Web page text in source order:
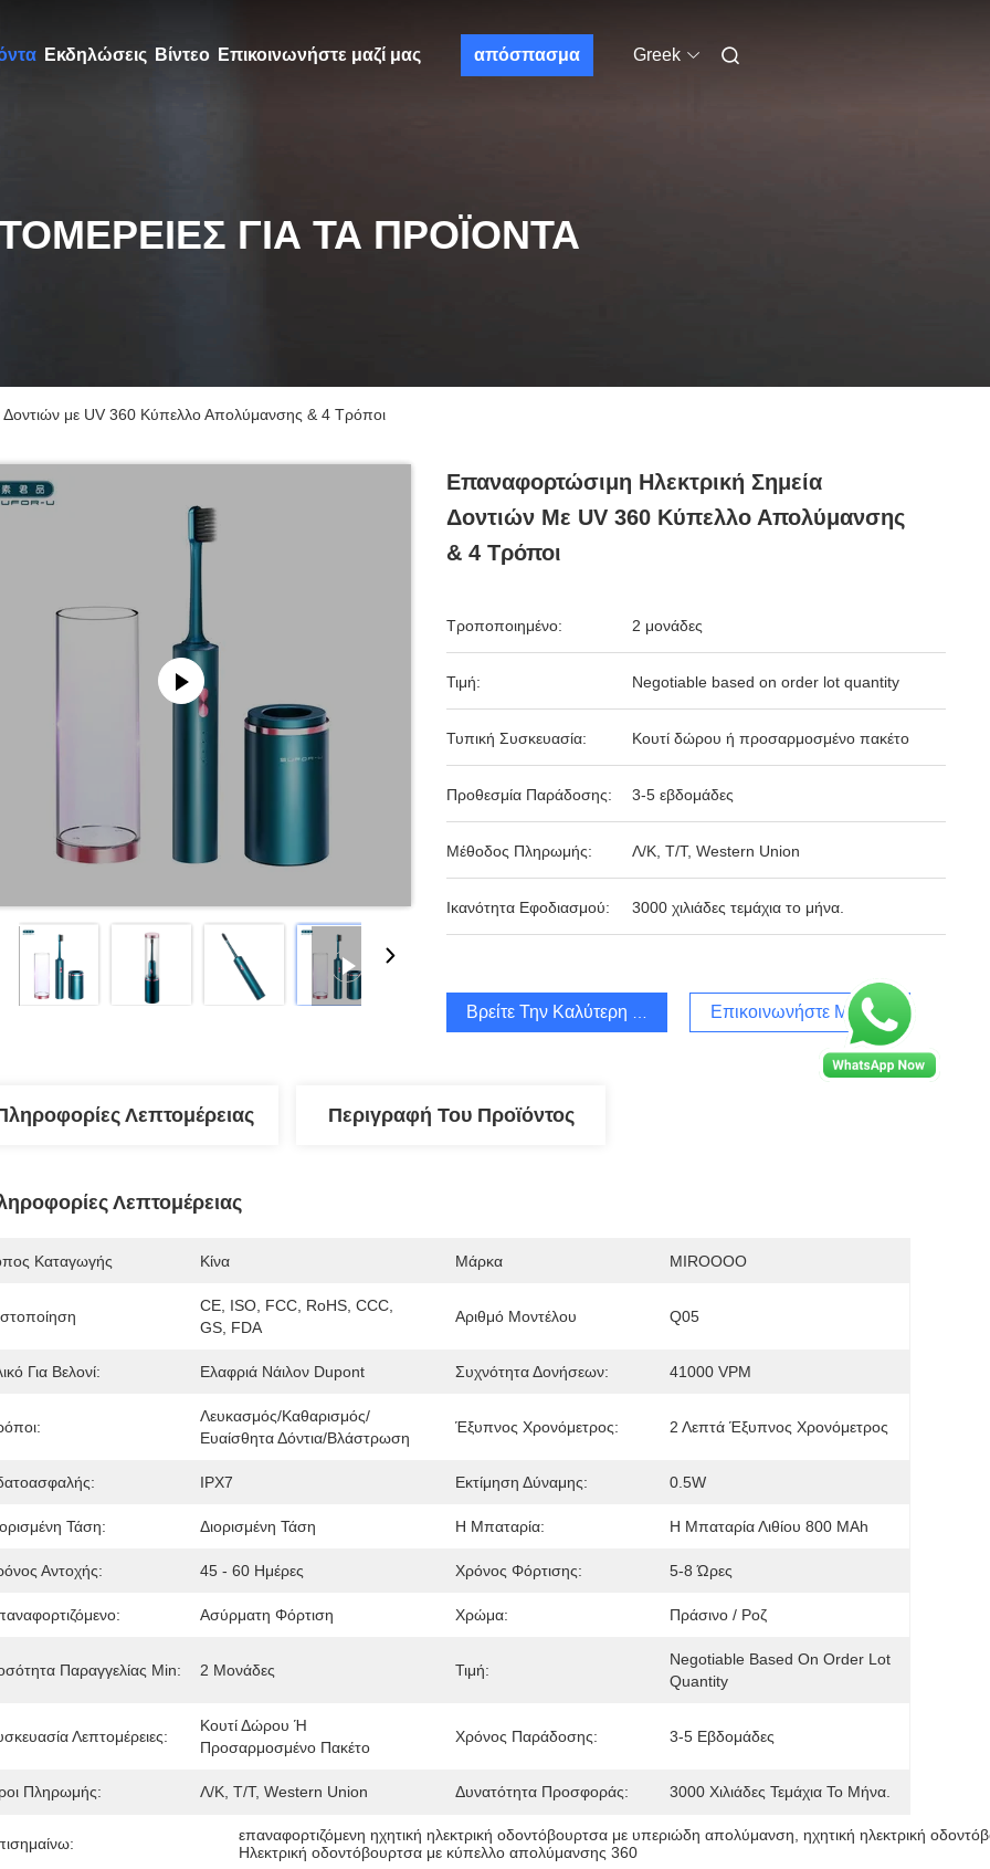
Εκδηλώσεις Βίντεο Επικοινωνήστε μαζί μας απόσπασμα Greek
ΓΙΑ ΤΑ ΠΡΟΪΌΝΤΑ
Δοντιών με UV 360 Κύπελλο Απολύμανσης & 4 Τρόποι
Επαναφορτώσιμη Ηλεκτρική Σημεία
Δοντιών Με UV 360 Κύπελλο Απολύμανσης
& 4 Τρόποι
Τροποποιημένο: 2 μονάδες
Τιμή: Negotiable based on order lot quantity
Τυπική Συσκευασία: Κουτί δώρου ή προσαρμοσμένο πακέτο
Προθεσμία Παράδοσης: 3-5 εβδομάδες
Μέθοδος Πληρωμής: Λ/Κ, Τ/Τ, Western Union
Ικανότητα Εφοδιασμού: 3000 χιλιάδες τεμάχια το μήνα.
Βρείτε Την Καλύτερη Τιμή Επικοινωνήστε Μαζί Μας
Λεπτομέρειας Περιγραφή Του Προϊόντος
Λεπτομέρειας
Καταγωγής Κίνα Μάρκα MIROOOO
CE, ISO, FCC, RoHS, CCC,
GS, FDA
Αριθμό Μοντέλου Q05
Για Βελονί: Ελαφριά Νάιλον Dupont Συχνότητα Δονήσεων: 41000 VPM
Λευκασμός/καθαρισμός/
Ευαίσθητα Δόντια/βλάστρωση
Έξυπνος Χρονόμετρος: 2 Λεπτά Έξυπνος Χρονόμετρος
IPX7 Εκτίμηση Δύναμης: 0.5W
Τάση: Διορισμένη Τάση Η Μπαταρία: Η Μπαταρία Λιθίου 800 MAh
Αντοχής: 45 - 60 Ημέρες Χρόνος Φόρτισης: 5-8 Ώρες
Ασύρματη Φόρτιση Χρώμα: Πράσινο / Ροζ
Παραγγελίας Min: 2 Μονάδες Τιμή:
Negotiable Based On Order Lot
Quantity
Λεπτομέρειες:
Κουτί Δώρου Ή
Προσαρμοσμένο Πακέτο
Χρόνος Παράδοσης: 3-5 Εβδομάδες
Πληρωμής: Λ/Κ, Τ/Τ, Western Union Δυνατότητα Προσφοράς: 3000 Χιλιάδες Τεμάχια Το Μήνα.
επαναφορτιζόμενη ηχητική ηλεκτρική οδοντόβουρτσα με υπεριώδη απολύμανση , ηχητική ηλεκτρική
Ηλεκτρική οδοντόβουρτσα με κύπελλο απολύμανσης 360